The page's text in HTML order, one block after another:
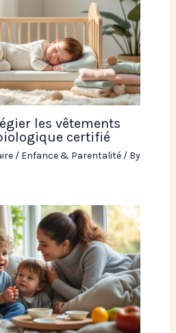
les vêtements
certifié
/ Enfance & Parentalité/ By